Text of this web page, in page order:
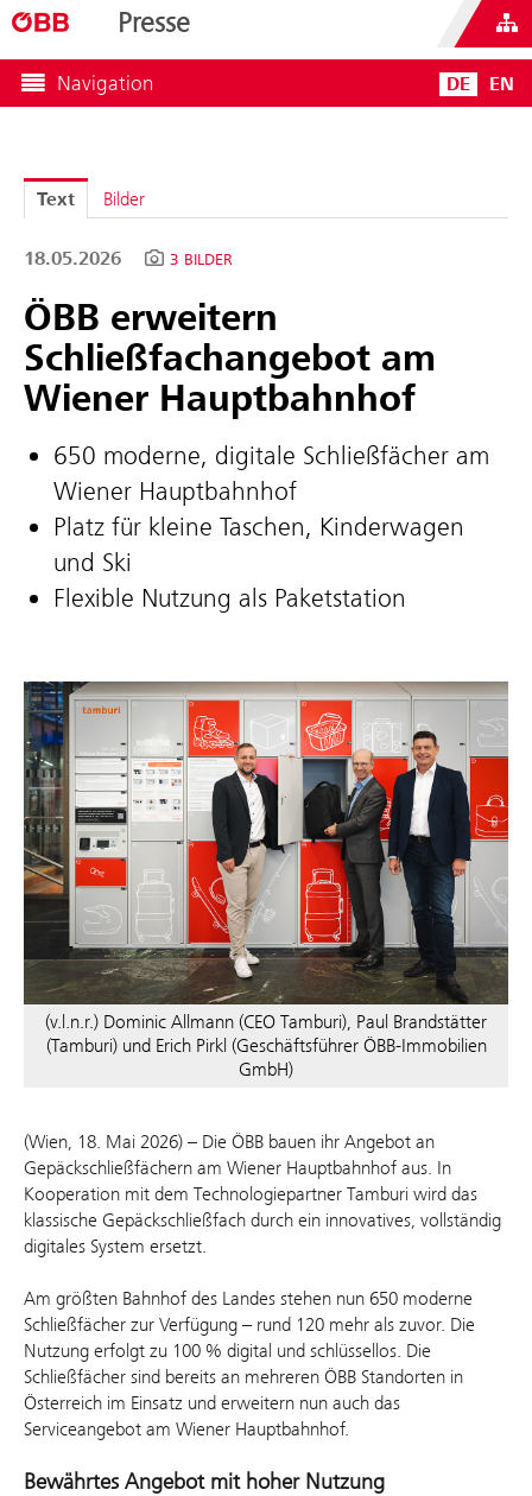
Presse
Navigation DE EN
Text Bilder
18.05.2026 3 BILDER
ÖBB erweitern
Schließfachangebot am
Wiener Hauptbahnhof
650 moderne, digitale Schließfächer am
Wiener Hauptbahnhof
Platz für kleine Taschen, Kinderwagen
und Ski
Flexible Nutzung als Paketstation
(v.l.n.r.) Dominic Allmann (CEO Tamburi), Paul Brandstätter
(Tamburi) und Erich Pirkl (Geschäftsführer ÖBB-Immobilien
GmbH)
(Wien, 18. Mai 2026) – Die ÖBB bauen ihr Angebot an
Gepäckschließfächern am Wiener Hauptbahnhof aus. In
Kooperation mit dem Technologiepartner Tamburi wird das
klassische Gepäckschließfach durch ein innovatives, vollständig
digitales System ersetzt.
Am größten Bahnhof des Landes stehen nun 650 moderne
Schließfächer zur Verfügung – rund 120 mehr als zuvor. Die
Nutzung erfolgt zu 100 % digital und schlüssellos. Die
Schließfächer sind bereits an mehreren ÖBB Standorten in
Österreich im Einsatz und erweitern nun auch das
Serviceangebot am Wiener Hauptbahnhof.
Bewährtes Angebot mit hoher Nutzung